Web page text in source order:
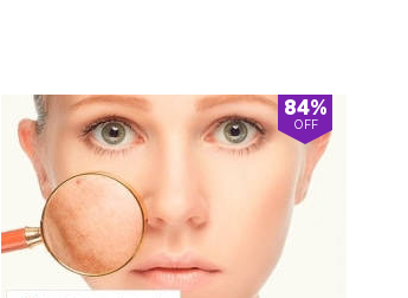
84%
OFF